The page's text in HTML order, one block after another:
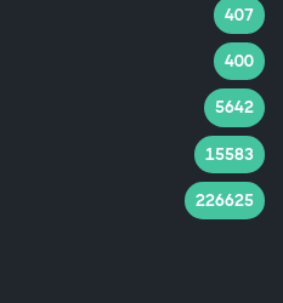
407
400
5642
15583
226625